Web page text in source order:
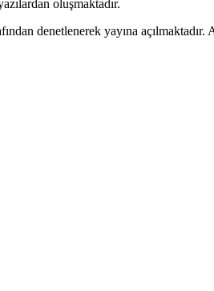
oluşmaktadır.
denetlenerek yayına